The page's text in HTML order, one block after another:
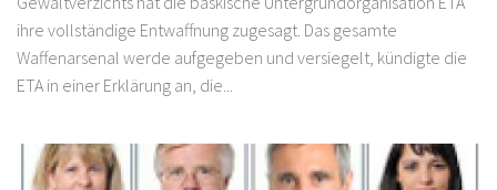
ihre vollständige Entwaffnung zugesagt. Das gesamte
Waffenarsenal werde aufgegeben und versiegelt, kündigte die
ETA in einer Erklärung an, die...